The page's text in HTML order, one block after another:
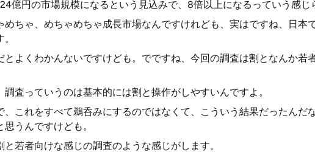
億円の市場規模になるという見込みで、8倍以上になるっていう感じ
めちゃ、めちゃめちゃ成長市場なんですけれども、実はですね、日本
とよくわかんないですけども。でですね、今回の調査は割となんか若
調査っていうのは基本的には割と操作がしやすいんですよ。
、これをすべて鵜呑みにするのではなくて、こういう結果だったんだ
うんですけども。
若者向けな感じの調査のような感じがします。